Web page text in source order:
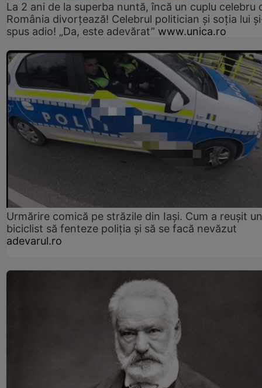
La 2 ani de la superba nuntă, încă un cuplu celebru
România divorțează! Celebrul politician și soția lui
spus adio! „Da, este adevărat” www.unica.ro
Urmărire comică pe străzile din Iași. Cum a reușit un
biciclist să fenteze poliția și să se facă nevăzut
adevarul.ro